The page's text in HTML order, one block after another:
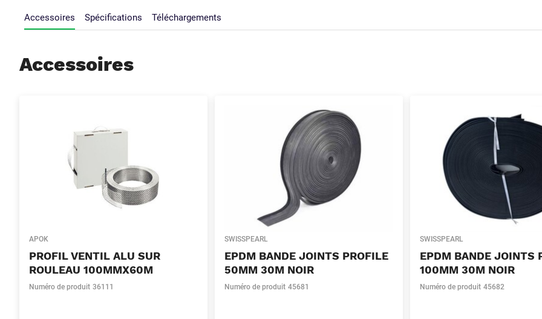
Accessoires Spécifications Téléchargements
Accessoires
APOK
PROFIL VENTIL ALU SUR
ROULEAU 100MMX60M
Numéro de produit 36111
SWISSPEARL
EPDM BANDE JOINTS PROFILE
50MM 30M NOIR
Numéro de produit 45681
SWISSPEARL
EPDM BANDE JOINTS
100MM 30M NOIR
Numéro de produit 45682